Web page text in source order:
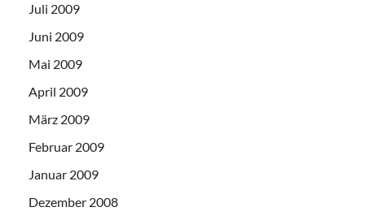
Juli 2009
Juni 2009
Mai 2009
April 2009
März 2009
Februar 2009
Januar 2009
Dezember 2008